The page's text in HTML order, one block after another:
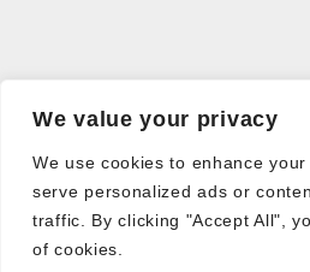
We value your privacy
We use cookies to enhance
serve personalized ads or
traffic. By clicking "Accept All",
of cookies.